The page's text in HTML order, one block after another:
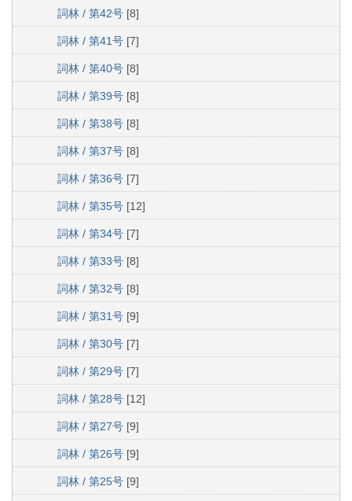
詞林 / 第42号 [8]
詞林 / 第41号 [7]
詞林 / 第40号 [8]
詞林 / 第39号 [8]
詞林 / 第38号 [8]
詞林 / 第37号 [8]
詞林 / 第36号 [7]
詞林 / 第35号 [12]
詞林 / 第34号 [7]
詞林 / 第33号 [8]
詞林 / 第32号 [8]
詞林 / 第31号 [9]
詞林 / 第30号 [7]
詞林 / 第29号 [7]
詞林 / 第28号 [12]
詞林 / 第27号 [9]
詞林 / 第26号 [9]
詞林 / 第25号 [9]